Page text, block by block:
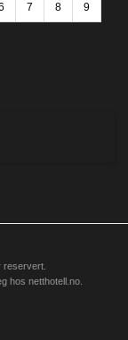
7 8 9
reservert.
hos netthotell.no